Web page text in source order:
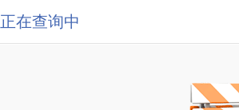
正在查询中